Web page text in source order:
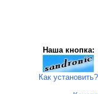
Наша кнопка:
Как установить?